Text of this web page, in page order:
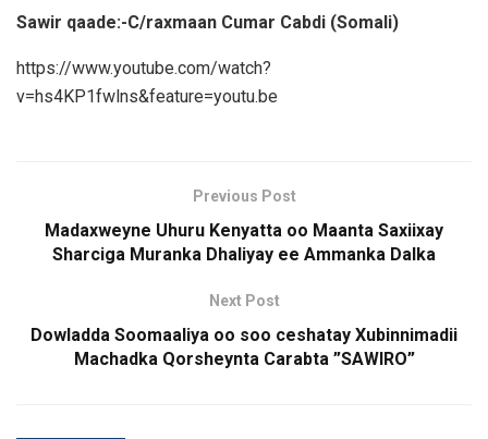
Sawir qaade:-C/raxmaan Cumar Cabdi (Somali)
https://www.youtube.com/watch?
v=hs4KP1fwlns&feature=youtu.be
Previous Post
Madaxweyne Uhuru Kenyatta oo Maanta Saxiixay
Sharciga Muranka Dhaliyay ee Ammanka Dalka
Next Post
Dowladda Soomaaliya oo soo ceshatay Xubinnimadii
Machadka Qorsheynta Carabta ”SAWIRO”